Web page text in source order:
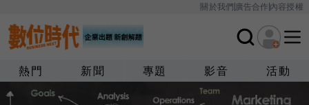
關於我們廣告合作內容授權
熱門 新聞 專題 影音 活動